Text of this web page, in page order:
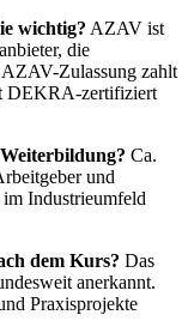
wichtig? AZAV ist
die
Zulassung zahlt
DEKRA-zertifiziert
Ca.
und
Industrieumfeld
dem Kurs? Das
anerkannt.
Praxisprojekte